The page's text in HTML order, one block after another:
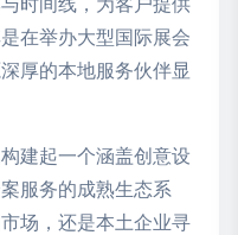
在举办大型国际展会
厚的本地服务伙伴显
建起一个涵盖创意设
服务的成熟生态系
场，还是本土企业寻